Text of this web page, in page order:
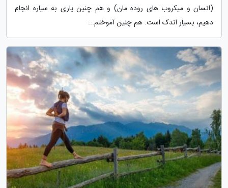
(انسان و میکروب های روده مان) و هم چنین یاری به سیاره انجام
دهیم، بسیار اندک است. هم چنین آموختم...